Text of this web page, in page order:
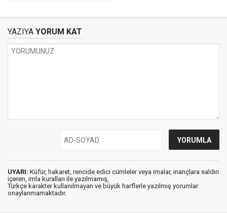
YAZIYA YORUM KAT
UYARI: Küfür, hakaret, rencide edici cümleler veya imalar, inançlara saldırı
içeren, imla kuralları ile yazılmamış,
Türkçe karakter kullanılmayan ve büyük harflerle yazılmış yorumlar
onaylanmamaktadır.